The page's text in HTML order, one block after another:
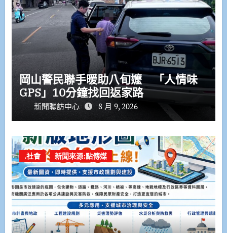
岡山警民聯手暖助八旬嬤 「人情味
GPS」10分鐘找回返家路
新聞聯訪中心 8 月 9, 2026
.社會 新聞來源:點傳媒